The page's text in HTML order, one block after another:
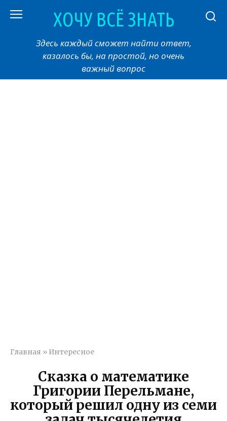
ХОЧУ ВСЁ ЗНАТЬ
Здесь каждый сможет найти ответ,
казалось бы, на простой, но очень
важный вопрос
Главная » Интересное
Сказка о математике
Григории Перельмане,
который решил одну из семи